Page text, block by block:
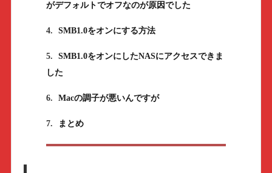
がデフォルトでオフなのが原因でした
4. SMB1.0をオンにする方法
5.
SMB1.0をオンにしたNASにアクセスできま
した
6. Macの調子が悪いんですが
7. まとめ